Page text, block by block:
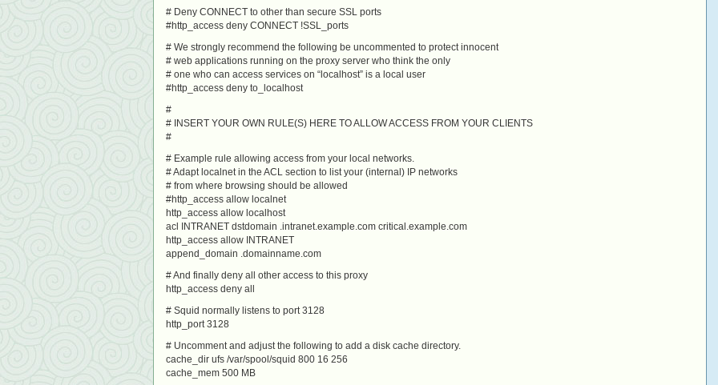
# Deny CONNECT to other than secure SSL ports
#http_access deny CONNECT !SSL_ports
# We strongly recommend the following be uncommented to protect innocent
# web applications running on the proxy server who think the only
# one who can access services on “localhost” is a local user
#http_access deny to_localhost
#
# INSERT YOUR OWN RULE(S) HERE TO ALLOW ACCESS FROM YOUR CLIENTS
#
# Example rule allowing access from your local networks.
# Adapt localnet in the ACL section to list your (internal) IP networks
# from where browsing should be allowed
#http_access allow localnet
http_access allow localhost
acl INTRANET dstdomain .intranet.example.com critical.example.com
http_access allow INTRANET
append_domain .domainname.com
# And finally deny all other access to this proxy
http_access deny all
# Squid normally listens to port 3128
http_port 3128
# Uncomment and adjust the following to add a disk cache directory.
cache_dir ufs /var/spool/squid 800 16 256
cache_mem 500 MB